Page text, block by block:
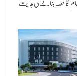
کا حصہ بنانے کی ہدایت